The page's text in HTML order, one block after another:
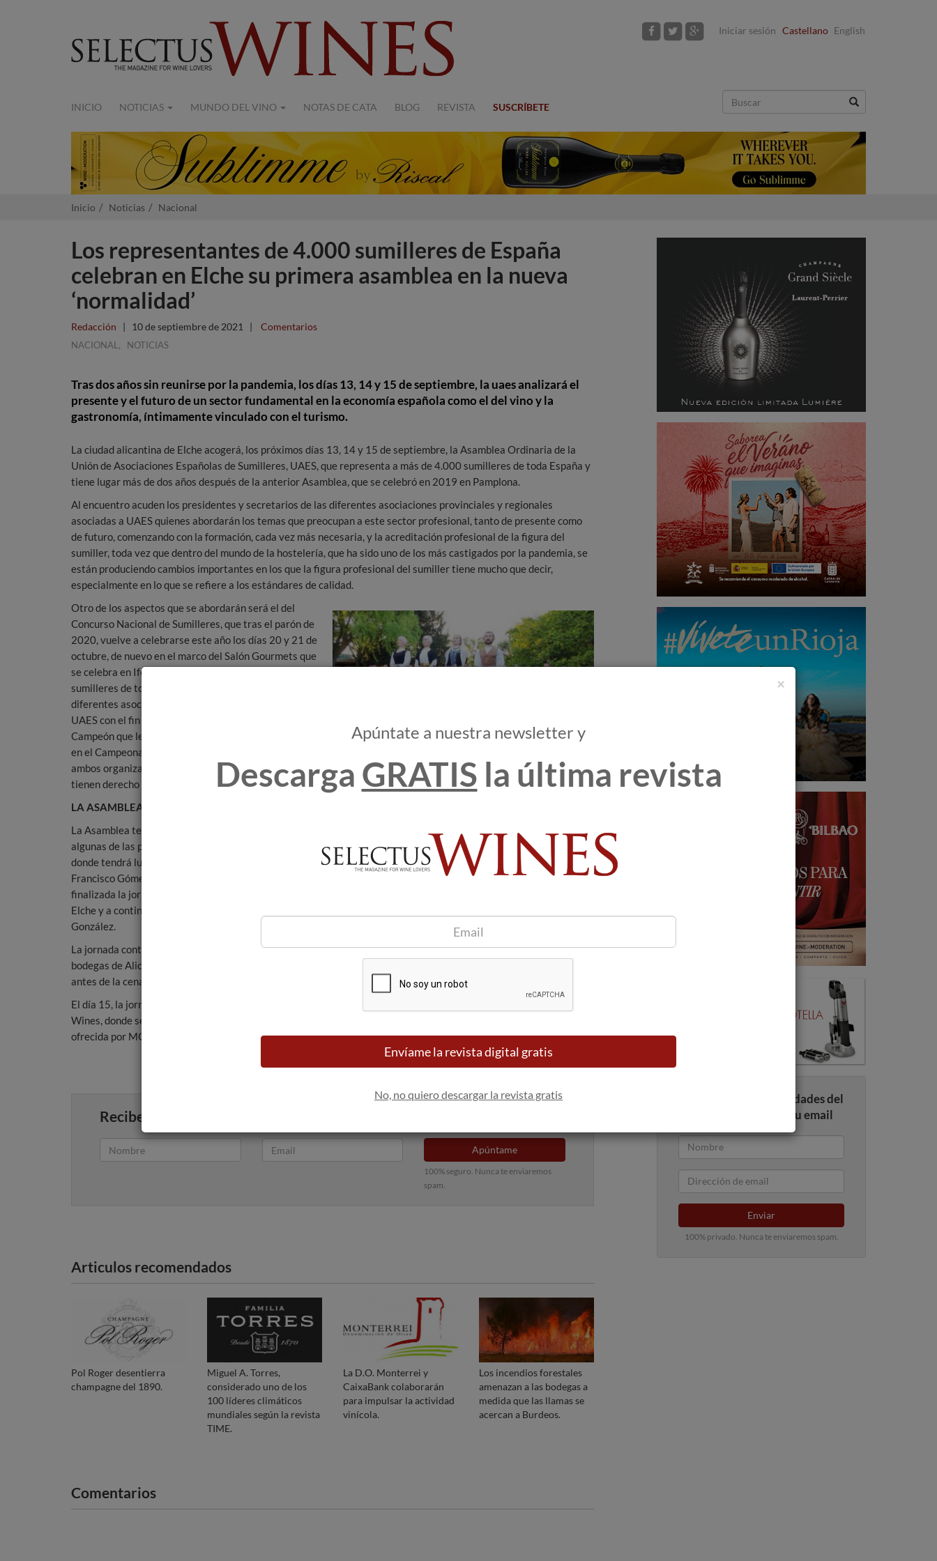
Iniciar sesión Castellano English
INICIO NOTICIAS MUNDO DEL VINO NOTAS DE CATA BLOG REVISTA SUSCRÍBETE
Inicio Noticias Nacional
Los representantes de 4.000 sumilleres de España
celebran en Elche su primera asamblea en la nueva
‘normalidad’
Redacción | 10 de septiembre de 2021 | Comentarios
NACIONAL , NOTICIAS
Tras dos años sin reunirse por la pandemia, los días 13, 14 y 15 de septiembre, la uaes analizará el
presente y el futuro de un sector fundamental en la economía española como el del vino y la
gastronomía, íntimamente vinculado con el turismo.
La ciudad alicantina de Elche acogerá, los próximos días 13, 14 y 15 de septiembre, la Asamblea Ordinaria de la
Unión de Asociaciones Españolas de Sumilleres, UAES, que representa a más de 4.000 sumilleres de toda España y
tiene lugar más de dos años después de la anterior Asamblea, que se celebró en 2019 en Pamplona.
Al encuentro acuden los presidentes y secretarios de las diferentes asociaciones provinciales y regionales
asociadas a UAES quienes abordarán los temas que preocupan a este sector profesional, tanto de presente como
de futuro, comenzando con la formación, cada vez más necesaria, y la acreditación profesional de la figura del
sumiller, toda vez que dentro del mundo de la hostelería, que ha sido uno de los más castigados por la pandemia, se
están produciendo cambios importantes en los que la figura profesional del sumiller tiene mucho que decir,
especialmente en lo que se refiere a los estándares de calidad.
Otro de los aspectos que se abordarán será el del
Concurso Nacional de Sumilleres, que tras el parón de
2020, vuelve a celebrarse este año los días 20 y 21 de
octubre, de nuevo en el marco del Salón Gourmets que
se celebra en Ifema. Allí, se darán cita unos 70
sumilleres de toda España en representación de las
diferentes asociaciones provinciales y regionales de la
UAES con el fin de hacerse merecedores del título de
Campeón que les otorga el derecho a participar tanto
en el Campeonato de Europa como en el Mundial,
ambos organizados por la Asociación de la Sumillería Internacional (ASI), toda vez que solo los miembros de UAES
tienen derecho en nuestro país al ser esta la única entidad perteneciente a la ASI.
LA ASAMBLEA DE ELCHE
La Asamblea tendrá como sede la ciudad de Elche y contará con el apoyo del Ayuntamiento ilicitano, así como con
algunas de las principales bodegas de la provincia de Alicante. El lunes 13, tras visitar la bodega Las Virtudes,
donde tendrá lugar una comida maridaje, por la tarde se celebrará la primera sesión de la asamblea en Bodegas
Francisco Gómez, que ofrecerá a continuación una cena maridaje a los sumilleres de la UAES, antes de dar por
finalizada la jornada. El martes 14 tendrá lugar la segunda sesión de la Asamblea en el Palacio de Congresos de
Elche y a continuación, los sumilleres serán recibidos en el Ayuntamiento por el alcalde de la localidad, D. Carlos
González.
La jornada continuará con un showroom en los salones del hotel El Huerto del Cura, con la participación de las
bodegas de Alicante amparadas por la D.O. Alicante y por la tarde, los sumilleres participarán en una masterclass
antes de la cena de gala con autoridades, patrocinadores y el Consejo Regulador de la D.O. Alicante.
El día 15, la jornada comenzará con una visita a Bodegas Casa Cesilia, luego a Bodegas Bocopa y finalmente a MG
Wines, donde se impartirá una masterclass en torno al Fondillón. La Asamblea finalizará tras la comida maridaje
ofrecida por MG Wines.
Recibe artículos como este en tu bandeja de entrada
Apúntame
100% seguro. Nunca te enviaremos
spam.
Articulos recomendados
Pol Roger desentierra
champagne del 1890.
Miguel A. Torres,
considerado uno de los
100 líderes climáticos
mundiales según la revista
TIME.
La D.O. Monterrei y
CaixaBank colaborarán
para impulsar la actividad
vinícola.
Los incendios forestales
amenazan a las bodegas a
medida que las llamas se
acercan a Burdeos.
Comentarios
Recibe todas las novedades del
mundo del vino en tu email
Enviar
100% privado. Nunca te enviaremos spam.
×
Apúntate a nuestra newsletter y
Descarga GRATIS la última revista
Envíame la revista digital gratis
No, no quiero descargar la revista gratis